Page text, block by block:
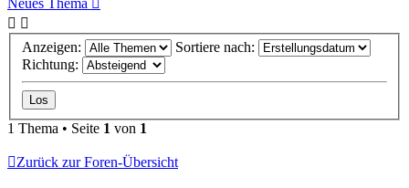
Anzeigen:
Sortiere nach:
Richtung:
1 Thema • Seite 1 von 1
Zurück zur Foren-Übersicht